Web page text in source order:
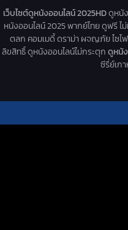
เว็บไซต์ดูหนังออนไลน์ 2025HDดูหนั
หนังออนไลน์ 2025 พากย์ไทย ดูฟรี
ตลก คอมเมดี้ ดราม่า ผจญภัย ไซไ
ลิขสิทธิ์ ดูหนังออนไลน์ไม่กระตุกดูหนั
ซีรี่ย์เก